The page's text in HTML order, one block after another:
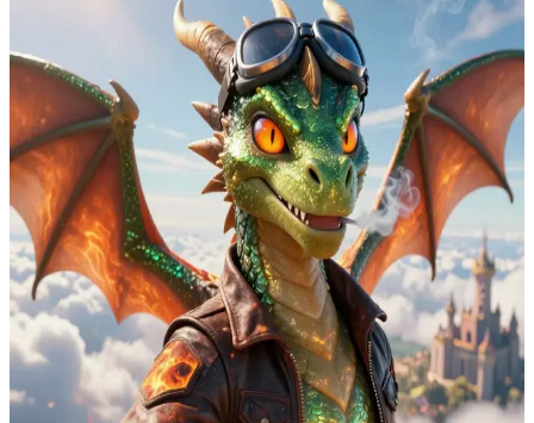
Ember Drakon